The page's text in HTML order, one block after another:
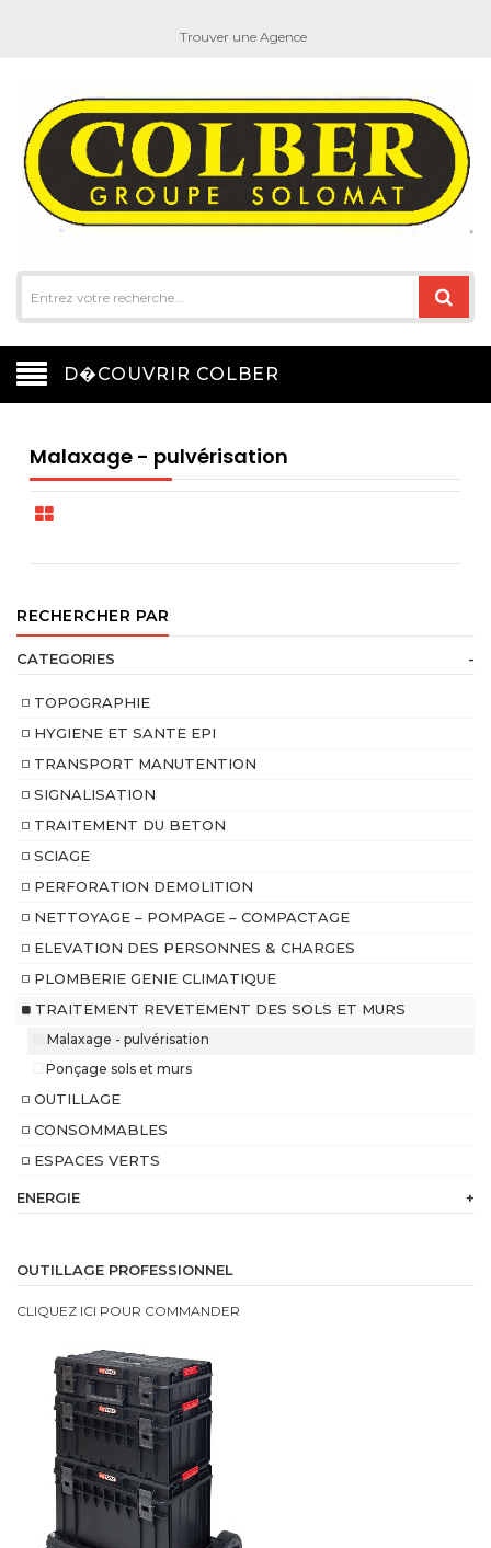
Trouver une Agence
D�COUVRIR COLBER
Malaxage - pulvérisation
RECHERCHER PAR
CATEGORIES -
TOPOGRAPHIE
HYGIENE ET SANTE EPI
TRANSPORT MANUTENTION
SIGNALISATION
TRAITEMENT DU BETON
SCIAGE
PERFORATION DEMOLITION
NETTOYAGE – POMPAGE – COMPACTAGE
ELEVATION DES PERSONNES & CHARGES
PLOMBERIE GENIE CLIMATIQUE
TRAITEMENT REVETEMENT DES SOLS ET MURS
Malaxage - pulvérisation
Ponçage sols et murs
OUTILLAGE
CONSOMMABLES
ESPACES VERTS
ENERGIE +
intégrée
Energie
OUTILLAGE PROFESSIONNEL
CLIQUEZ ICI POUR COMMANDER